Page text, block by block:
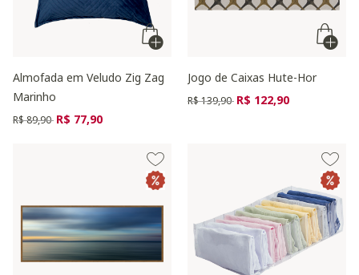
Almofada em Veludo Zig Zag
Marinho
Preço reduzido de
R$ 89,90 para
R$ 77,90
Jogo de Caixas Hute-Hor
Preço reduzido de
R$ 139,90 para
R$ 122,90